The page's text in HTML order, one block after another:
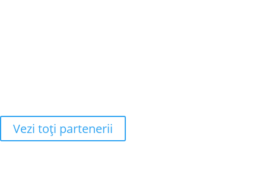
Vezi toţi partenerii